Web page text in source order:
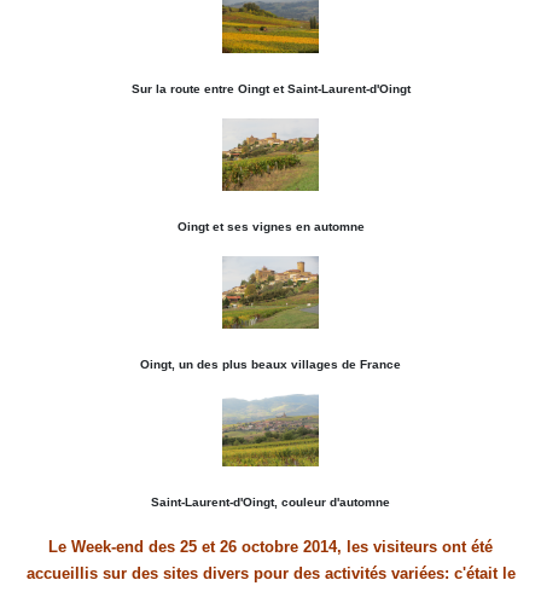
Sur la route entre Oingt et Saint-Laurent-d'Oingt
Oingt et ses vignes en automne
Oingt, un des plus beaux villages de France
Saint-Laurent-d'Oingt, couleur d'automne
Le Week-end des 25 et 26 octobre 2014, les visiteurs ont été
accueillis sur des sites divers pour des activités variées: c'était le